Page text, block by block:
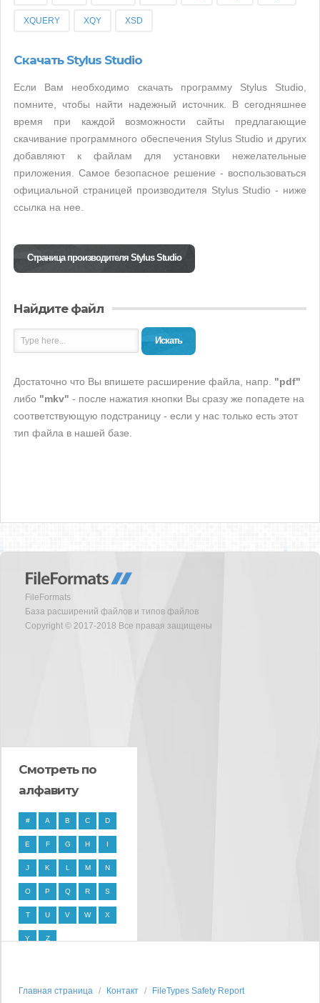
XQUERY XQY XSD
Скачать Stylus Studio
Если Вам необходимо скачать программу Stylus Studio,
помните, чтобы найти надежный источник. В сегодняшнее
время при каждой возможности сайты предлагающие
скачивание программного обеспечения Stylus Studio и других
добавляют к файлам для установки нежелательные
приложения. Самое безопасное решение - воспользоваться
официальной страницей производителя Stylus Studio - ниже
ссылка на нее.
Страница производителя Stylus Studio
Найдите файл
Искать
Достаточно что Вы впишете расширение файла, напр. "pdf"
либо "mkv" - после нажатия кнопки Вы сразу же попадете на
соответствующую подстраницу - если у нас только есть этот
тип файла в нашей базе.
FileFormats
База расширений файлов и типов файлов
Copyright © 2017-2018 Все правая защищены
Смотреть по
алфавиту
# A B C D
E F G H I
J K L M N
O P Q R S
T U V W X
Y Z
Главная страница Контакт FileTypes Safety Report